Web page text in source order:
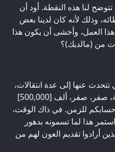
لنا هذه النقطة. أود أن
وذلك لأنه كان لدينا بعض
العمل، وأخشى أن يكون هذا
من (مالديك)؟
عنها إلى عدة انتقالات،
حدث أولها قبل ما يقارب خمسة، صفر، صفر، ألف [500,000]
للزمن. في ذاك الوقت،
هذا لما تسمونه بدهور
أرادوا تقديم العون لهم من